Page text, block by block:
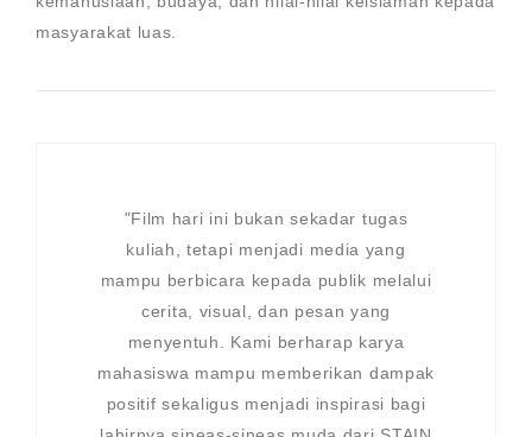
masyarakat luas.
"Film hari ini bukan sekadar tugas
kuliah, tetapi menjadi media yang
mampu berbicara kepada publik melalui
cerita, visual, dan pesan yang
menyentuh. Kami berharap karya
mahasiswa mampu memberikan dampak
positif sekaligus menjadi inspirasi bagi